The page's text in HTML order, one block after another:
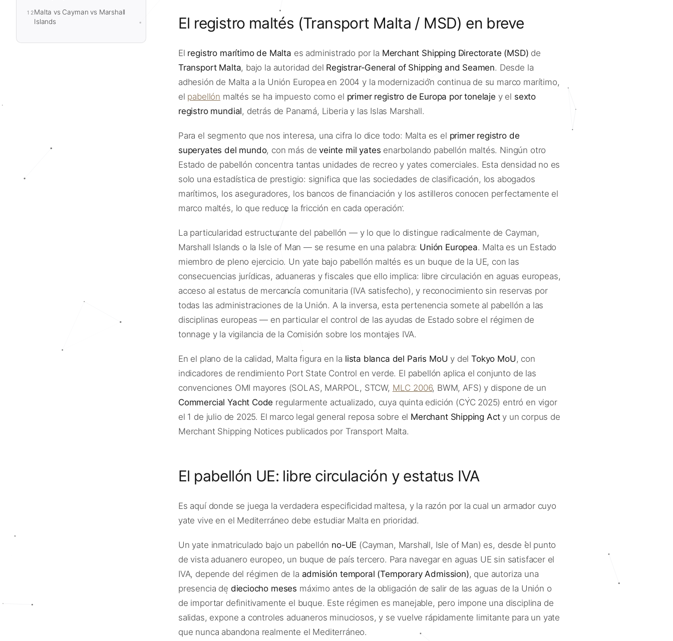
12Malta vs Cayman vs Marshall
Islands
El registro maltés (Transport Malta / MSD) en breve
El registro marítimo de Malta es administrado por la Merchant Shipping Directorate (MSD) de
Transport Malta, bajo la autoridad del Registrar-General of Shipping and Seamen. Desde la
adhesión de Malta a la Unión Europea en 2004 y la modernización continua de su marco marítimo,
el pabellón maltés se ha impuesto como el primer registro de Europa por tonelaje y el sexto
registro mundial, detrás de Panamá, Liberia y las Islas Marshall.
Para el segmento que nos interesa, una cifra lo dice todo: Malta es el primer registro de
superyates del mundo, con más deveinte mil yates enarbolando pabellón maltés. Ningún otro
Estado de pabellón concentra tantas unidades de recreo y yates comerciales. Esta densidad no es
solo una estadística de prestigio: significa que las sociedades de clasificación, los abogados
marítimos, los aseguradores, los bancos de financiación y los astilleros conocen perfectamente el
marco maltés, lo que reduce la fricción en cada operación.
La particularidad estructurante del pabellón — y lo que lo distingue radicalmente de Cayman,
Marshall Islands o la Isle of Man — se resume en una palabra: Unión Europea. Malta es un Estado
miembro de pleno ejercicio. Un yate bajo pabellón maltés es un buque de la UE, con las
consecuencias jurídicas, aduaneras y fiscales que ello implica: libre circulación en aguas europeas,
acceso al estatus de mercancía comunitaria (IVA satisfecho), y reconocimiento sin reservas por
todas las administraciones de la Unión. A la inversa, esta pertenencia somete al pabellón a las
disciplinas europeas — en particular el control de las ayudas de Estado sobre el régimen de
tonnage y la vigilancia de la Comisión sobre los montajes IVA.
En el plano de la calidad, Malta figura en la lista blanca del Paris MoU y delTokyo MoU, con
indicadores de rendimiento Port State Control en verde. El pabellón aplica el conjunto de las
convenciones OMI mayores (SOLAS, MARPOL, STCW, MLC 2006, BWM, AFS) y dispone de un
Commercial Yacht Code regularmente actualizado, cuya quinta edición (CYC 2025) entró en vigor
el 1 de julio de 2025. El marco legal general reposa sobre el Merchant Shipping Acty un corpus de
Merchant Shipping Notices publicados por Transport Malta.
El pabellón UE: libre circulación y estatus IVA
Es aquí donde se juega la verdadera especificidad maltesa, y la razón por la cual un armador cuyo
yate vive en el Mediterráneo debe estudiar Malta en prioridad.
Un yate inmatriculado bajo un pabellón no-UE (Cayman, Marshall, Isle of Man) es, desde el punto
de vista aduanero europeo, un buque de país tercero. Para navegar en aguas UE sin satisfacer el
IVA, depende del régimen de la admisión temporal (Temporary Admission), que autoriza una
presencia de dieciocho meses máximo antes de la obligación de salir de las aguas de la Unión o
de importar definitivamente el buque. Este régimen es manejable, pero impone una disciplina de
salidas, expone a controles aduaneros minuciosos, y se vuelve rápidamente limitante para un yate
que nunca abandona realmente el Mediterráneo.